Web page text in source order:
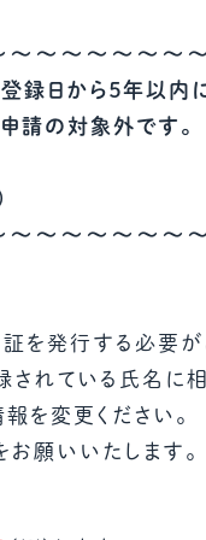
～～～～～～
録日から５年以内
請の対象外です。
～～～～～～
を発行する必要が
されている氏名に
を変更ください。
願いいたします。